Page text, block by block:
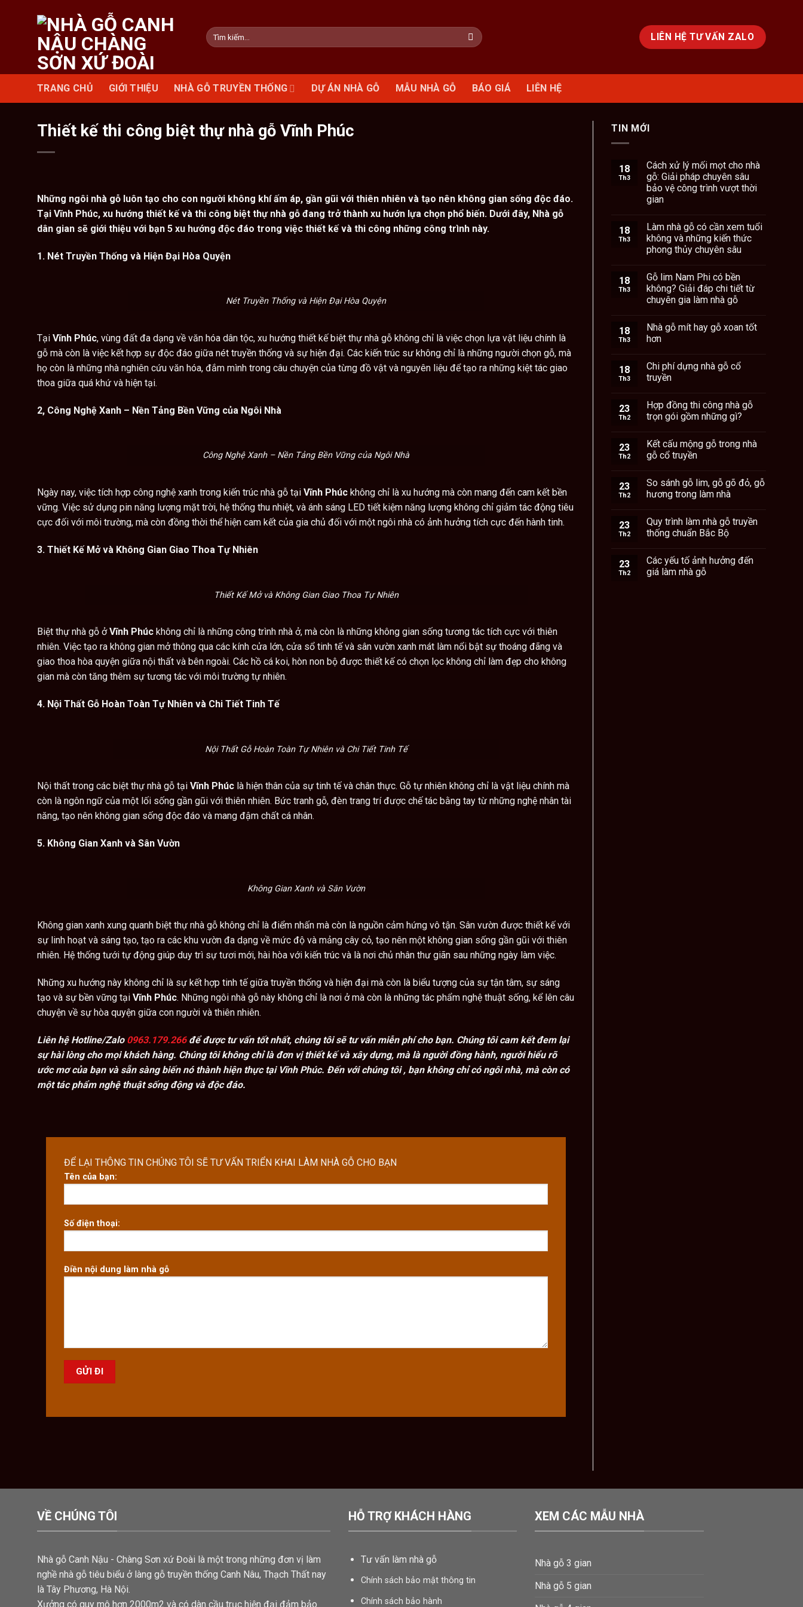
Tìm
kiếm:
LIÊN HỆ TƯ VẤN ZALO
TRANG CHỦ GIỚI THIỆU NHÀ GỖ TRUYỀN THỐNG DỰ ÁN NHÀ GỖ MẪU NHÀ GỖ BÁO GIÁ LIÊN HỆ
Thiết kế thi công biệt thự nhà gỗ Vĩnh Phúc
Những ngôi nhà gỗ luôn tạo cho con người không khí ấm áp, gần gũi với thiên nhiên và tạo nên không gian sống độc đáo.
Tại Vĩnh Phúc, xu hướng thiết kế và thi công biệt thự nhà gỗ đang trở thành xu hướn lựa chọn phổ biến. Dưới đây, Nhà gỗ
dân gian sẽ giới thiệu với bạn 5 xu hướng độc đáo trong việc thiết kế và thi công những công trình này.
1. Nét Truyền Thống và Hiện Đại Hòa Quyện
Nét Truyền Thống và Hiện Đại Hòa Quyện
Tại Vĩnh Phúc, vùng đất đa dạng về văn hóa dân tộc, xu hướng thiết kế biệt thự nhà gỗ không chỉ là việc chọn lựa vật liệu chính là
gỗ mà còn là việc kết hợp sự độc đáo giữa nét truyền thống và sự hiện đại. Các kiến trúc sư không chỉ là những người chọn gỗ, mà
họ còn là những nhà nghiên cứu văn hóa, đắm mình trong câu chuyện của từng đồ vật và nguyên liệu để tạo ra những kiệt tác giao
thoa giữa quá khứ và hiện tại.
2, Công Nghệ Xanh – Nền Tảng Bền Vững của Ngôi Nhà
Công Nghệ Xanh – Nền Tảng Bền Vững của Ngôi Nhà
Ngày nay, việc tích hợp công nghệ xanh trong kiến trúc nhà gỗ tại Vĩnh Phúc không chỉ là xu hướng mà còn mang đến cam kết bền
vững. Việc sử dụng pin năng lượng mặt trời, hệ thống thu nhiệt, và ánh sáng LED tiết kiệm năng lượng không chỉ giảm tác động tiêu
cực đối với môi trường, mà còn đồng thời thể hiện cam kết của gia chủ đối với một ngôi nhà có ảnh hưởng tích cực đến hành tinh.
3. Thiết Kế Mở và Không Gian Giao Thoa Tự Nhiên
Thiết Kế Mở và Không Gian Giao Thoa Tự Nhiên
Biệt thự nhà gỗ ởVĩnh Phúc không chỉ là những công trình nhà ở, mà còn là những không gian sống tương tác tích cực với thiên
nhiên. Việc tạo ra không gian mở thông qua các kính cửa lớn, cửa sổ tinh tế và sân vườn xanh mát làm nổi bật sự thoáng đãng và
giao thoa hòa quyện giữa nội thất và bên ngoài. Các hồ cá koi, hòn non bộ được thiết kế có chọn lọc không chỉ làm đẹp cho không
gian mà còn tăng thêm sự tương tác với môi trường tự nhiên.
4. Nội Thất Gỗ Hoàn Toàn Tự Nhiên và Chi Tiết Tinh Tế
Nội Thất Gỗ Hoàn Toàn Tự Nhiên và Chi Tiết Tinh Tế
Nội thất trong các biệt thự nhà gỗ tại Vĩnh Phúc là hiện thân của sự tinh tế và chân thực. Gỗ tự nhiên không chỉ là vật liệu chính mà
còn là ngôn ngữ của một lối sống gần gũi với thiên nhiên. Bức tranh gỗ, đèn trang trí được chế tác bằng tay từ những nghệ nhân tài
năng, tạo nên không gian sống độc đáo và mang đậm chất cá nhân.
5. Không Gian Xanh và Sân Vườn
Không Gian Xanh và Sân Vườn
Không gian xanh xung quanh biệt thự nhà gỗ không chỉ là điểm nhấn mà còn là nguồn cảm hứng vô tận. Sân vườn được thiết kế với
sự linh hoạt và sáng tạo, tạo ra các khu vườn đa dạng về mức độ và mảng cây cỏ, tạo nên một không gian sống gần gũi với thiên
nhiên. Hệ thống tưới tự động giúp duy trì sự tươi mới, hài hòa với kiến trúc và là nơi chủ nhân thư giãn sau những ngày làm việc.
Những xu hướng này không chỉ là sự kết hợp tinh tế giữa truyền thống và hiện đại mà còn là biểu tượng của sự tận tâm, sự sáng
tạo và sự bền vững tại Vĩnh Phúc. Những ngôi nhà gỗ này không chỉ là nơi ở mà còn là những tác phẩm nghệ thuật sống, kể lên câu
chuyện về sự hòa quyện giữa con người và thiên nhiên.
Liên hệ Hotline/Zalo 0963.179.266để được tư vấn tốt nhất, chúng tôi sẽ tư vấn miễn phí cho bạn. Chúng tôi cam kết đem lại
sự hài lòng cho mọi khách hàng. Chúng tôi không chỉ là đơn vị thiết kế và xây dựng, mà là người đồng hành, người hiểu rõ
ước mơ của bạn và sẵn sàng biến nó thành hiện thực tại Vĩnh Phúc. Đến với chúng tôi , bạn không chỉ có ngôi nhà, mà còn có
một tác phẩm nghệ thuật sống động và độc đáo.
ĐỂ LẠI THÔNG TIN CHÚNG TÔI SẼ TƯ VẤN TRIỂN KHAI LÀM NHÀ GỖ CHO BẠN
Tên của bạn:
Số điện thoại:
Điền nội dung làm nhà gỗ
TIN MỚI
18
Th3
Cách xử lý mối mọt cho nhà
gỗ: Giải pháp chuyên sâu
bảo vệ công trình vượt thời
gian
18
Th3
Làm nhà gỗ có cần xem tuổi
không và những kiến thức
phong thủy chuyên sâu
18
Th3
Gỗ lim Nam Phi có bền
không? Giải đáp chi tiết từ
chuyên gia làm nhà gỗ
18
Th3
Nhà gỗ mít hay gỗ xoan tốt
hơn
18
Th3
Chi phí dựng nhà gỗ cổ
truyền
23
Th2
Hợp đồng thi công nhà gỗ
trọn gói gồm những gì?
23
Th2
Kết cấu mộng gỗ trong nhà
gỗ cổ truyền
23
Th2
So sánh gỗ lim, gỗ gõ đỏ, gỗ
hương trong làm nhà
23
Th2
Quy trình làm nhà gỗ truyền
thống chuẩn Bắc Bộ
23
Th2
Các yếu tố ảnh hưởng đến
giá làm nhà gỗ
VỀ CHÚNG TÔI
Nhà gỗ Canh Nậu - Chàng Sơn xứ Đoài là một trong những đơn vị làm
nghề nhà gỗ tiêu biểu ở làng gỗ truyền thống Canh Nâu, Thạch Thất nay
là Tây Phương, Hà Nội.
Xưởng có quy mô hơn 2000m2 và có dàn cầu trục hiện đại đảm bảo
HỖ TRỢ KHÁCH HÀNG
Tư vấn làm nhà gỗ
Chính sách bảo mật thông tin
Chính sách bảo hành
XEM CÁC MẪU NHÀ
Nhà gỗ 3 gian
Nhà gỗ 5 gian